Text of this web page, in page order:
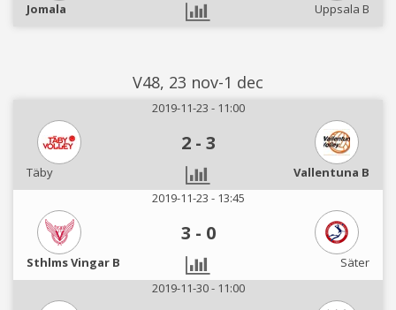
Jomala Uppsala B
V48, 23 nov-1 dec
2019-11-23 - 11:00
2 - 3
Täby
Vallentuna B
2019-11-23 - 13:45
3 - 0
Sthlms Vingar B
Säter
2019-11-30 - 11:00